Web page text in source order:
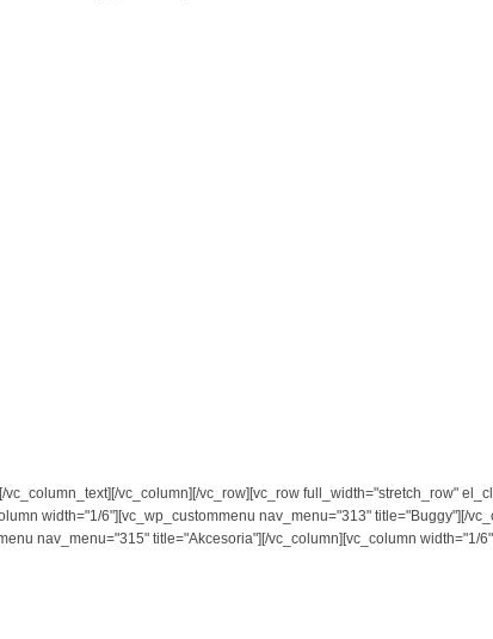
vc_column][/vc_row][vc_row full_width="stretch_row"
width="1/6"][vc_wp_custommenu nav_menu="313" title="Buggy"][/
nav_menu="315" title="Akcesoria"][/vc_column][vc_column width="1/